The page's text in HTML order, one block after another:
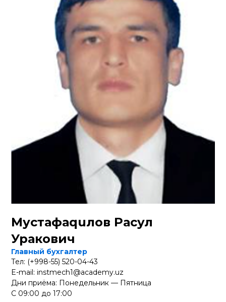
Мустафаquлов Расул
Уракoвич
Главный бухгалтер
Тел: (+998-55) 520-04-43
E-mail: instmech1@academy.uz
Дни приёма: Понедельник — Пятница
С 09:00 до 17:00